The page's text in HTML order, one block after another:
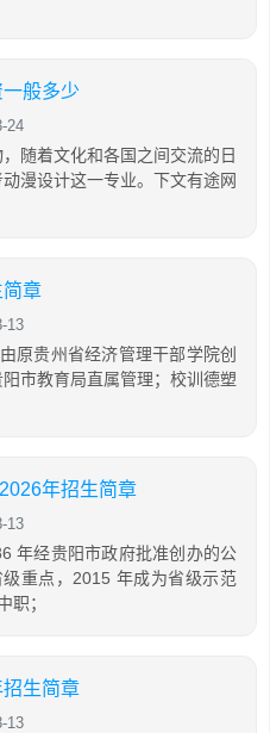
般多少
24
随着文化和各国之间交流的日
漫设计这一专业。下文有途网
章
13
原贵州省经济管理干部学院创
市教育局直属管理；校训德塑
年招生简章
13
年经贵阳市政府批准创办的公
重点，2015 年成为省级示范
职；
生简章
13